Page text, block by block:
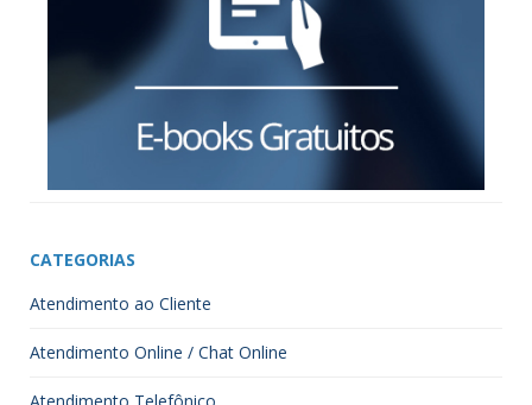
CATEGORIAS
Atendimento ao Cliente
Atendimento Online / Chat Online
Atendimento Telefônico